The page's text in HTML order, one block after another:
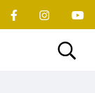
du village